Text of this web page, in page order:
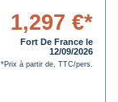
1,297 €*
Fort De France le
12/09/2026
*Prix à partir de, TTC/pers.